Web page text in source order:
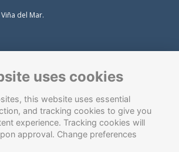
del Mar.
uses cookies
this website uses essential
and tracking cookies to give you
experience. Tracking cookies will
approval. Change preferences